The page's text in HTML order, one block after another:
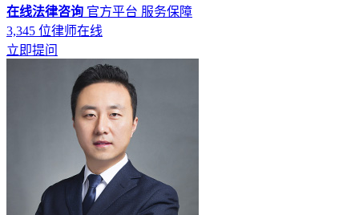
在线法律咨询 官方平台 服务保障
3,345 位律师在线
立即提问